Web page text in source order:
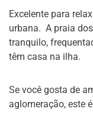
Excelente para
urbana. A praia
tranquilo,
têm casa na ilha.
Se você gosta de
aglomeração, este